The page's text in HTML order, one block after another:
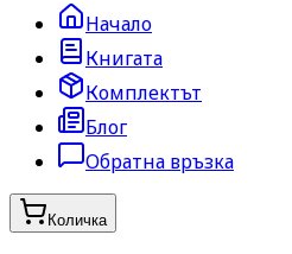
Начало
Книгата
Комплектът
Блог
Обратна връзка
Количка